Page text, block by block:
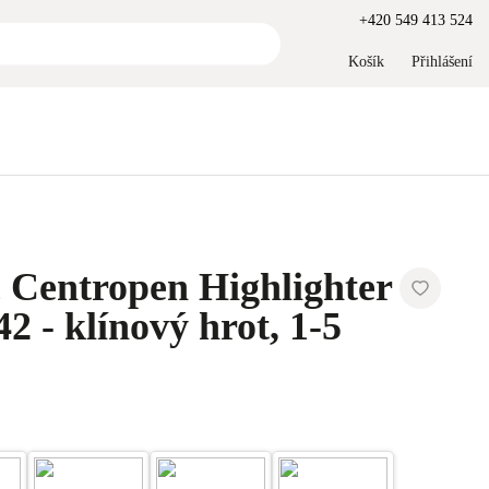
+420 549 413 524
Košík Přihlášení
Centropen Highlighter
- klínový hrot, 1-5